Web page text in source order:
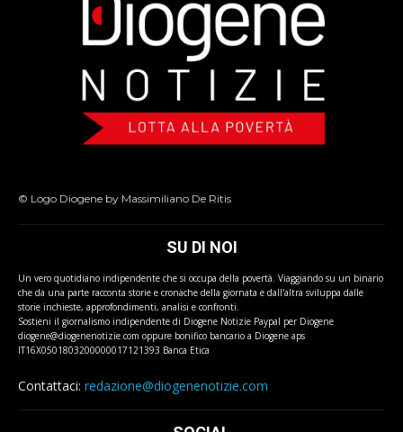
© Logo Diogene by Massimiliano De Ritis
SU DI NOI
Un vero quotidiano indipendente che si occupa della povertà. Viaggiando su un binario
che da una parte racconta storie e cronache della giornata e dall'altra sviluppa dalle
storie inchieste, approfondimenti, analisi e confronti.
Sostieni il giornalismo indipendente di Diogene Notizie Paypal per Diogene
diogene@diogenenotizie.com oppure bonifico bancario a Diogene aps
IT16X0501803200000017121393 Banca Etica
Contattaci: redazione@diogenenotizie.com